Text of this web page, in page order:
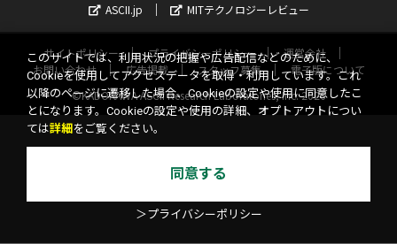
ASCII.jp
MITテクノロジーレビュー
サイトポリシー プライバシーポリシー
運営会社
お問い合わせ
広告掲載 スタッフ募集
電子版について
©KADOKAWA ASCII Research Laboratories, Inc. 2026
このサイトでは、利用状況の把握や広告配信などのために、
Cookieを使用してアクセスデータを取得・利用しています。これ
以降のページに遷移した場合、Cookieの設定や使用に同意したこ
とになります。Cookieの設定や使用の詳細、オプトアウトについ
ては詳細 をご覧ください。
同意する
＞プライバシーポリシー